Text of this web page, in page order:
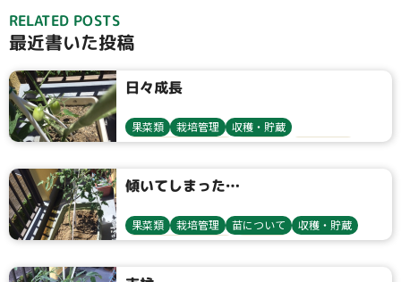
RELATED POSTS
最近書いた投稿
日々成長
果菜類 栽培管理
収穫・貯蔵
トマト・ミニトマト
栽培方法 鳥獣害対策
傾いてしまった…
果菜類 栽培管理 苗について
収穫・貯蔵
トマト・ミニトマト
栽培方法